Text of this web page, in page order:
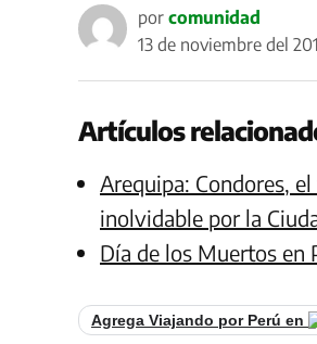
por comunidad
13 de noviembre del
Artículos
Arequipa: Condores,
inolvidable por la
Día de los Muertos en
Agrega Viajando por Perú en